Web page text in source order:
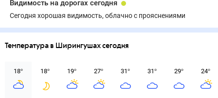
Видимость на дорогах сегодня
Сегодня хорошая видимость, облачно с прояснениями
Температура в Ширингушах сегодня
18° 18° 19° 27° 31° 31° 29° 24°